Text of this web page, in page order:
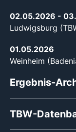
02.05.2026 -
Ludwigsburg
01.05.2026
Weinheim
Ergebnis-
TBW-